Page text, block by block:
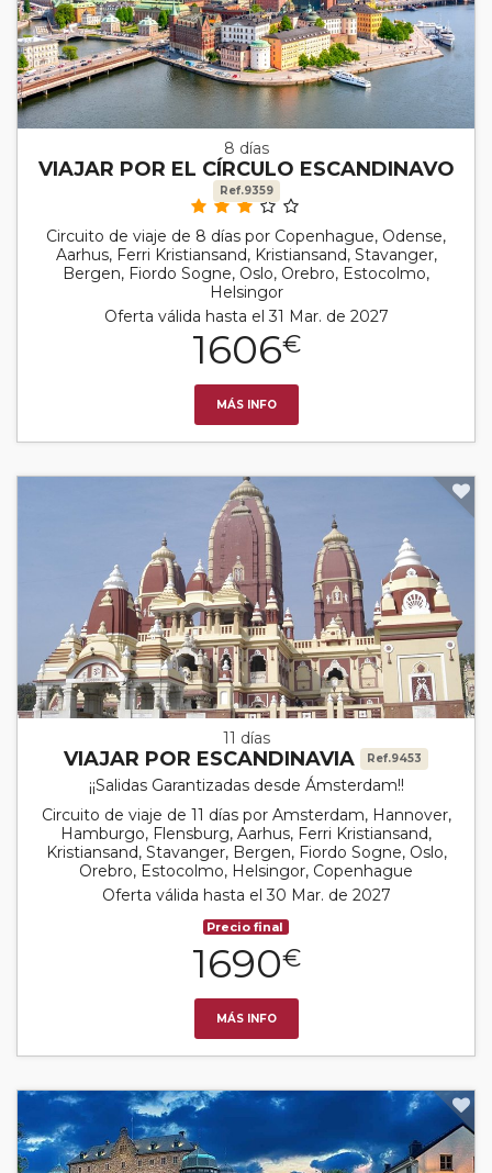
8 días
VIAJAR POR EL CÍRCULO ESCANDINAVO
Ref.9359
Circuito de viaje de 8 días por Copenhague, Odense,
Aarhus, Ferri Kristiansand, Kristiansand, Stavanger,
Bergen, Fiordo Sogne, Oslo, Orebro, Estocolmo,
Helsingor
Oferta válida hasta el 31 Mar. de 2027
1606€
MÁS INFO
11 días
VIAJAR POR ESCANDINAVIA Ref.9453
¡¡Salidas Garantizadas desde Ámsterdam!!
Circuito de viaje de 11 días por Amsterdam, Hannover,
Hamburgo, Flensburg, Aarhus, Ferri Kristiansand,
Kristiansand, Stavanger, Bergen, Fiordo Sogne, Oslo,
Orebro, Estocolmo, Helsingor, Copenhague
Oferta válida hasta el 30 Mar. de 2027
Precio final
1690€
MÁS INFO